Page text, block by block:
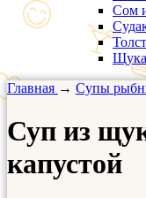
Сом
Щука
Главная → Супы
Суп из
капустой